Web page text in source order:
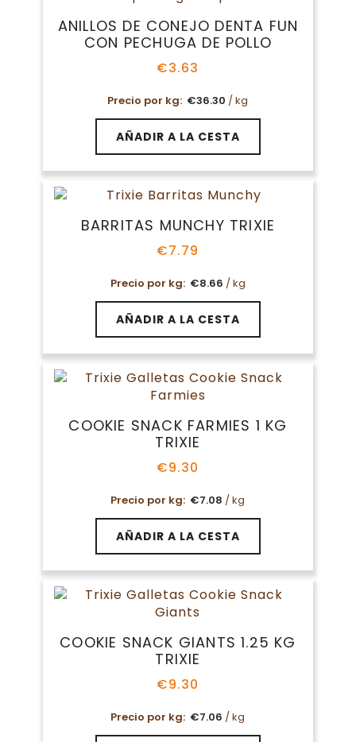
ANILLOS DE CONEJO DENTA FUN
CON PECHUGA DE POLLO
€3.63
Precio por kg: €36.30 / kg
AÑADIR A LA CESTA
BARRITAS MUNCHY TRIXIE
€7.79
Precio por kg: €8.66 / kg
AÑADIR A LA CESTA
COOKIE SNACK FARMIES 1 KG
TRIXIE
€9.30
Precio por kg: €7.08 / kg
AÑADIR A LA CESTA
COOKIE SNACK GIANTS 1.25 KG
TRIXIE
€9.30
Precio por kg: €7.06 / kg